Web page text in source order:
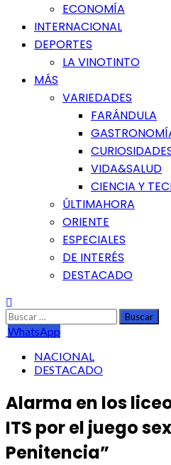
ECONOMÍA
INTERNACIONAL
DEPORTES
LA VINOTINTO
MÁS
VARIEDADES
FARÁNDULA
VIDA&SALUD
CIENCIA Y
ÚLTIMAHORA
ORIENTE
ESPECIALES
DE INTERÉS
DESTACADO
Buscar:
WhatsApp
NACIONAL
DESTACADO
Alarma en los
ITS por el juego
Penitencia”